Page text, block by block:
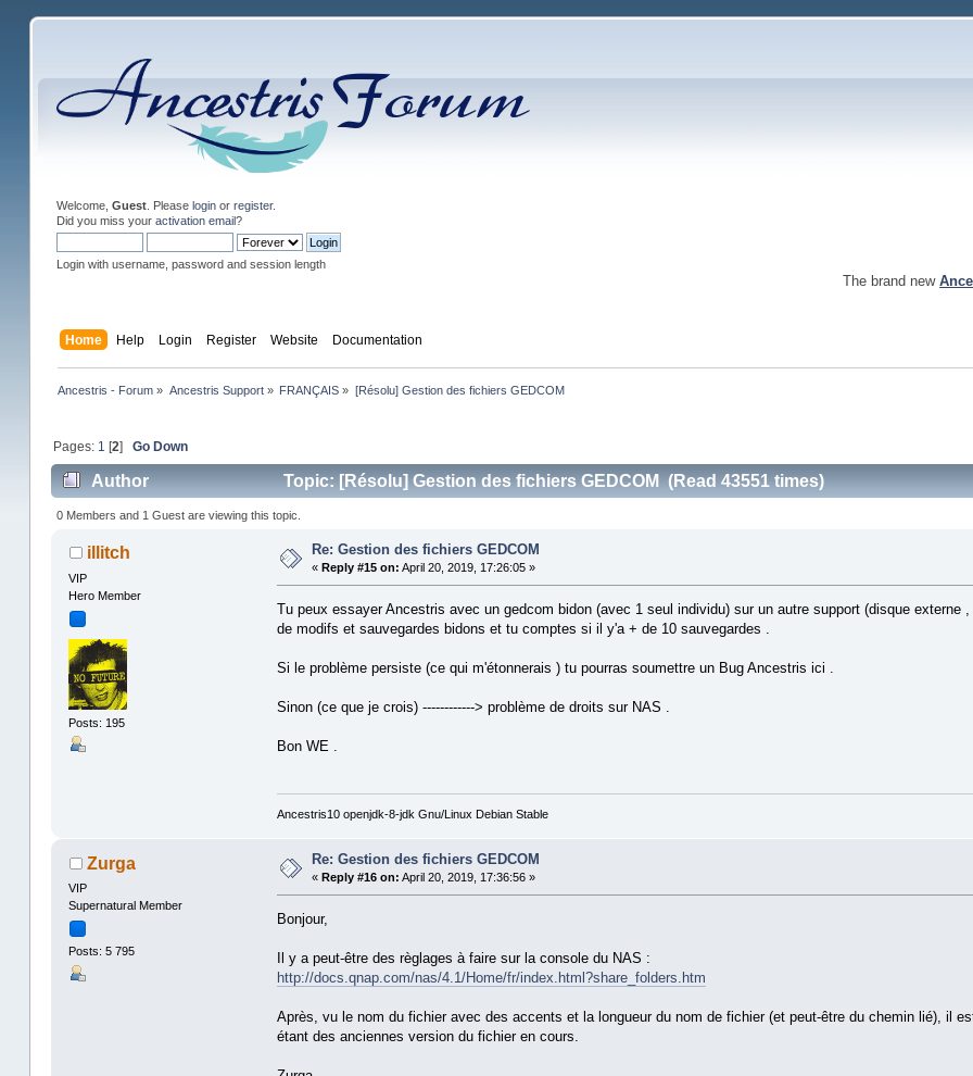
Welcome, Guest. Please loginor register.
Did you miss your activation email?
Login with username, password and session length
The brand new
Home Help Login Register Website Documentation
Ancestris - Forum » Ancestris Support» FRANÇAIS » [Résolu] Gestion des fichiers GEDCOM
Pages: 1 [2]Go Down
Author Topic: [Résolu] Gestion des fichiers GEDCOM (Read 43551 times)
0 Members and 1 Guest are viewing this topic.
illitch
VIP
Hero Member
Posts: 195
Re: Gestion des fichiers GEDCOM
« Reply #15 on: April 20, 2019, 17:26:05 »
Tu peux essayer Ancestris avec un gedcom bidon (avec 1 seul individu) sur un autre support (disque
de modifs et sauvegardes bidons et tu comptes si il y'a + de 10 sauvegardes .
Si le problème persiste (ce qui m'étonnerais ) tu pourras soumettre un Bug Ancestris ici .
Sinon (ce que je crois) ------------> problème de droits sur NAS .
Bon WE .
Ancestris10 openjdk-8-jdk Gnu/Linux Debian Stable
Zurga
VIP
Supernatural Member
Posts: 5 795
Re: Gestion des fichiers GEDCOM
« Reply #16 on: April 20, 2019, 17:36:56 »
Bonjour,
Il y a peut-être des règlages à faire sur la console du NAS :
http://docs.qnap.com/nas/4.1/Home/fr/index.html?share_folders.htm
Après, vu le nom du fichier avec des accents et la longueur du nom de fichier (et peut-être du chemin lié), il
étant des anciennes version du fichier en cours.